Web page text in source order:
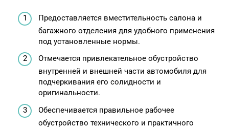
Предоставляется вместительность салона и
багажного отделения для удобного применения
под установленные нормы.
Отмечается привлекательное обустройство
внутренней и внешней части автомобиля для
подчеркивания его солидности и
оригинальности.
Обеспечивается правильное рабочее
обустройство технического и практичного